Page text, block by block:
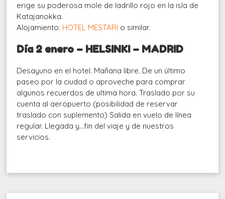
erige su poderosa mole de ladrillo rojo en la isla de
Katajanokka.
Alojamiento: HOTEL MESTARI o similar.
Día 2 enero – HELSINKI – MADRID
Desayuno en el hotel. Mañana libre. De un último
paseo por la ciudad o aproveche para comprar
algunos recuerdos de ultima hora. Traslado por su
cuenta al aeropuerto (posibilidad de reservar
traslado con suplemento) Salida en vuelo de línea
regular. Llegada y…fin del viaje y de nuestros
servicios.